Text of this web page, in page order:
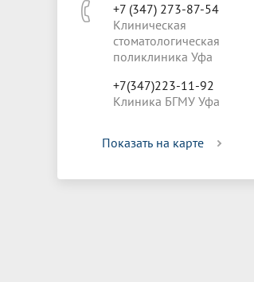
+7 (347) 273-87-54
Клиническая
стоматологическая
поликлиника Уфа
+7(347)223-11-92
Клиника БГМУ Уфа
Показать на карте